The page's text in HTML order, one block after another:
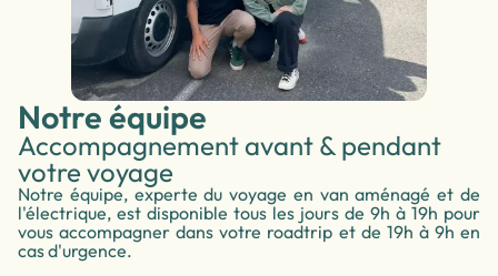
Notre équipe
Accompagnement avant & pendant
votre voyage
Notre équipe, experte du voyage en van aménagé et de
l'électrique, est disponible tous les jours de 9h à 19h pour
vous accompagner dans votre roadtrip et de 19h à 9h en
cas d'urgence.